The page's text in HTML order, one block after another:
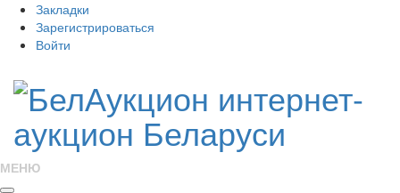
Закладки
Зарегистрироваться
Войти
МЕНЮ